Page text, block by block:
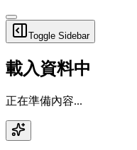
Toggle Sidebar
載入資料中
正在準備內容...